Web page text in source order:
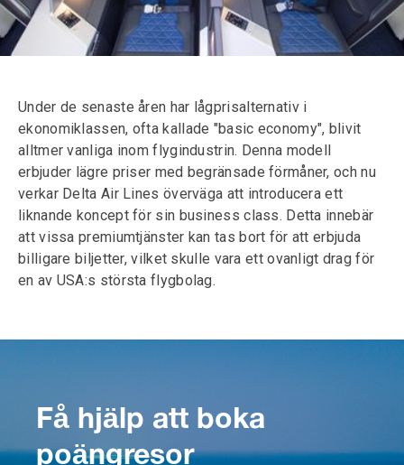
Under de senaste åren har lågprisalternativ i
ekonomiklassen, ofta kallade "basic economy", blivit
alltmer vanliga inom flygindustrin. Denna modell
erbjuder lägre priser med begränsade förmåner, och nu
verkar Delta Air Lines överväga att introducera ett
liknande koncept för sin business class. Detta innebär
att vissa premiumtjänster kan tas bort för att erbjuda
billigare biljetter, vilket skulle vara ett ovanligt drag för
en av USA:s största flygbolag.
Få hjälp att boka
poängresor